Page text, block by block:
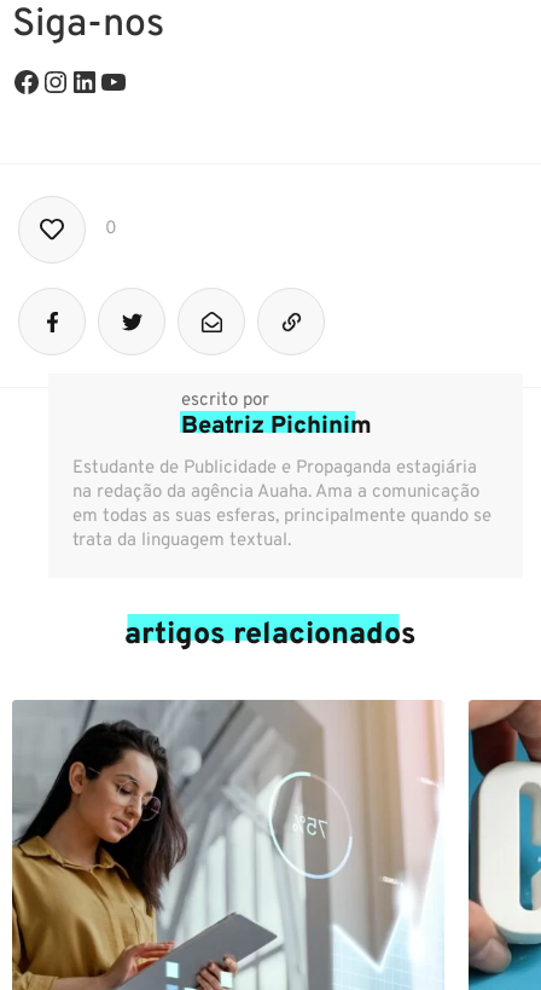
Siga-nos
0
escrito por
Beatriz Pichinim
Estudante de Publicidade e Propaganda estagiária
na redação da agência Auaha. Ama a comunicação
em todas as suas esferas, principalmente quando se
trata da linguagem textual.
artigos relacionados